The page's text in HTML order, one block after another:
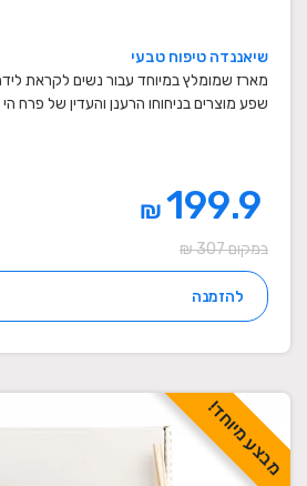
שיאננדה טיפוח טבעי
מארז שמומלץ במיוחד עבור נשים לקראת
שפע מוצרים בניחוחו הרענן והעדין של פרח הי
199.9
₪
במקום 307 ₪
להזמנה
מבצע מיוחד!